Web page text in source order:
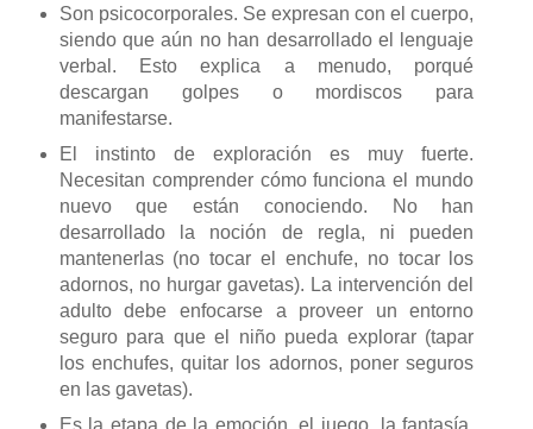
Son psicocorporales. Se expresan con el cuerpo,
siendo que aún no han desarrollado el lenguaje
verbal. Esto explica a menudo, porqué
descargan golpes o mordiscos para
manifestarse.
El instinto de exploración es muy fuerte.
Necesitan comprender cómo funciona el mundo
nuevo que están conociendo. No han
desarrollado la noción de regla, ni pueden
mantenerlas (no tocar el enchufe, no tocar los
adornos, no hurgar gavetas). La intervención del
adulto debe enfocarse a proveer un entorno
seguro para que el niño pueda explorar (tapar
los enchufes, quitar los adornos, poner seguros
en las gavetas).